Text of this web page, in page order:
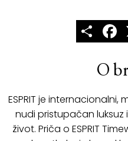
Share
O
ESPRIT je
nudi pristupačan luksuz
život. Priča o ESPRIT